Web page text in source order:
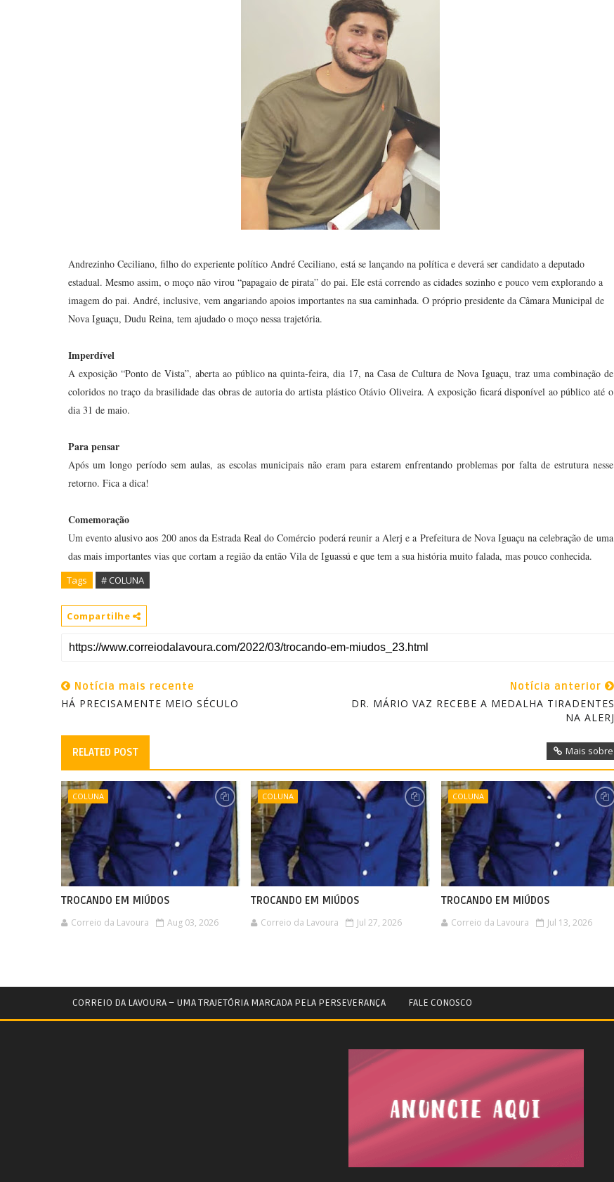
Andrezinho Ceciliano, filho do experiente político André Ceciliano, está se lançando na política e deverá ser candidato a deputado
estadual. Mesmo assim, o moço não virou “papagaio de pirata” do pai. Ele está correndo as cidades sozinho e pouco vem explorando a
imagem do pai. André, inclusive, vem angariando apoios importantes na sua caminhada. O próprio presidente da Câmara Municipal de
Nova Iguaçu, Dudu Reina, tem ajudado o moço nessa trajetória.
Imperdível
A exposição “Ponto de Vista”, aberta ao público na quinta-feira, dia 17, na Casa de Cultura de Nova Iguaçu, traz uma combinação de
coloridos no traço da brasilidade das obras de autoria do artista plástico Otávio Oliveira. A exposição ficará disponível ao público até o
dia 31 de maio.
Para pensar
Após um longo período sem aulas, as escolas municipais não eram para estarem enfrentando problemas por falta de estrutura nesse
retorno. Fica a dica!
Comemoração
Um evento alusivo aos 200 anos da Estrada Real do Comércio poderá reunir a Alerj e a Prefeitura de Nova Iguaçu na celebração de uma
das mais importantes vias que cortam a região da então Vila de Iguassú e que tem a sua história muito falada, mas pouco conhecida.
Tags # COLUNA
Compartilhe
Notícia mais recente
HÁ PRECISAMENTE MEIO SÉCULO
Notícia anterior
DR. MÁRIO VAZ RECEBE A MEDALHA TIRADENTES
NA ALERJ
RELATED POST Mais sobre
COLUNA
TROCANDO EM MIÚDOS
Correio da Lavoura Aug 03, 2026
COLUNA
TROCANDO EM MIÚDOS
Correio da Lavoura Jul 27, 2026
COLUNA
TROCANDO EM MIÚDOS
Correio da Lavoura Jul 13, 2026
CORREIO DA LAVOURA – UMA TRAJETÓRIA MARCADA PELA PERSEVERANÇA FALE CONOSCO